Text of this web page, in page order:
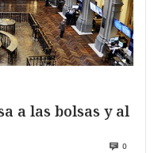
a las bolsas y al
0